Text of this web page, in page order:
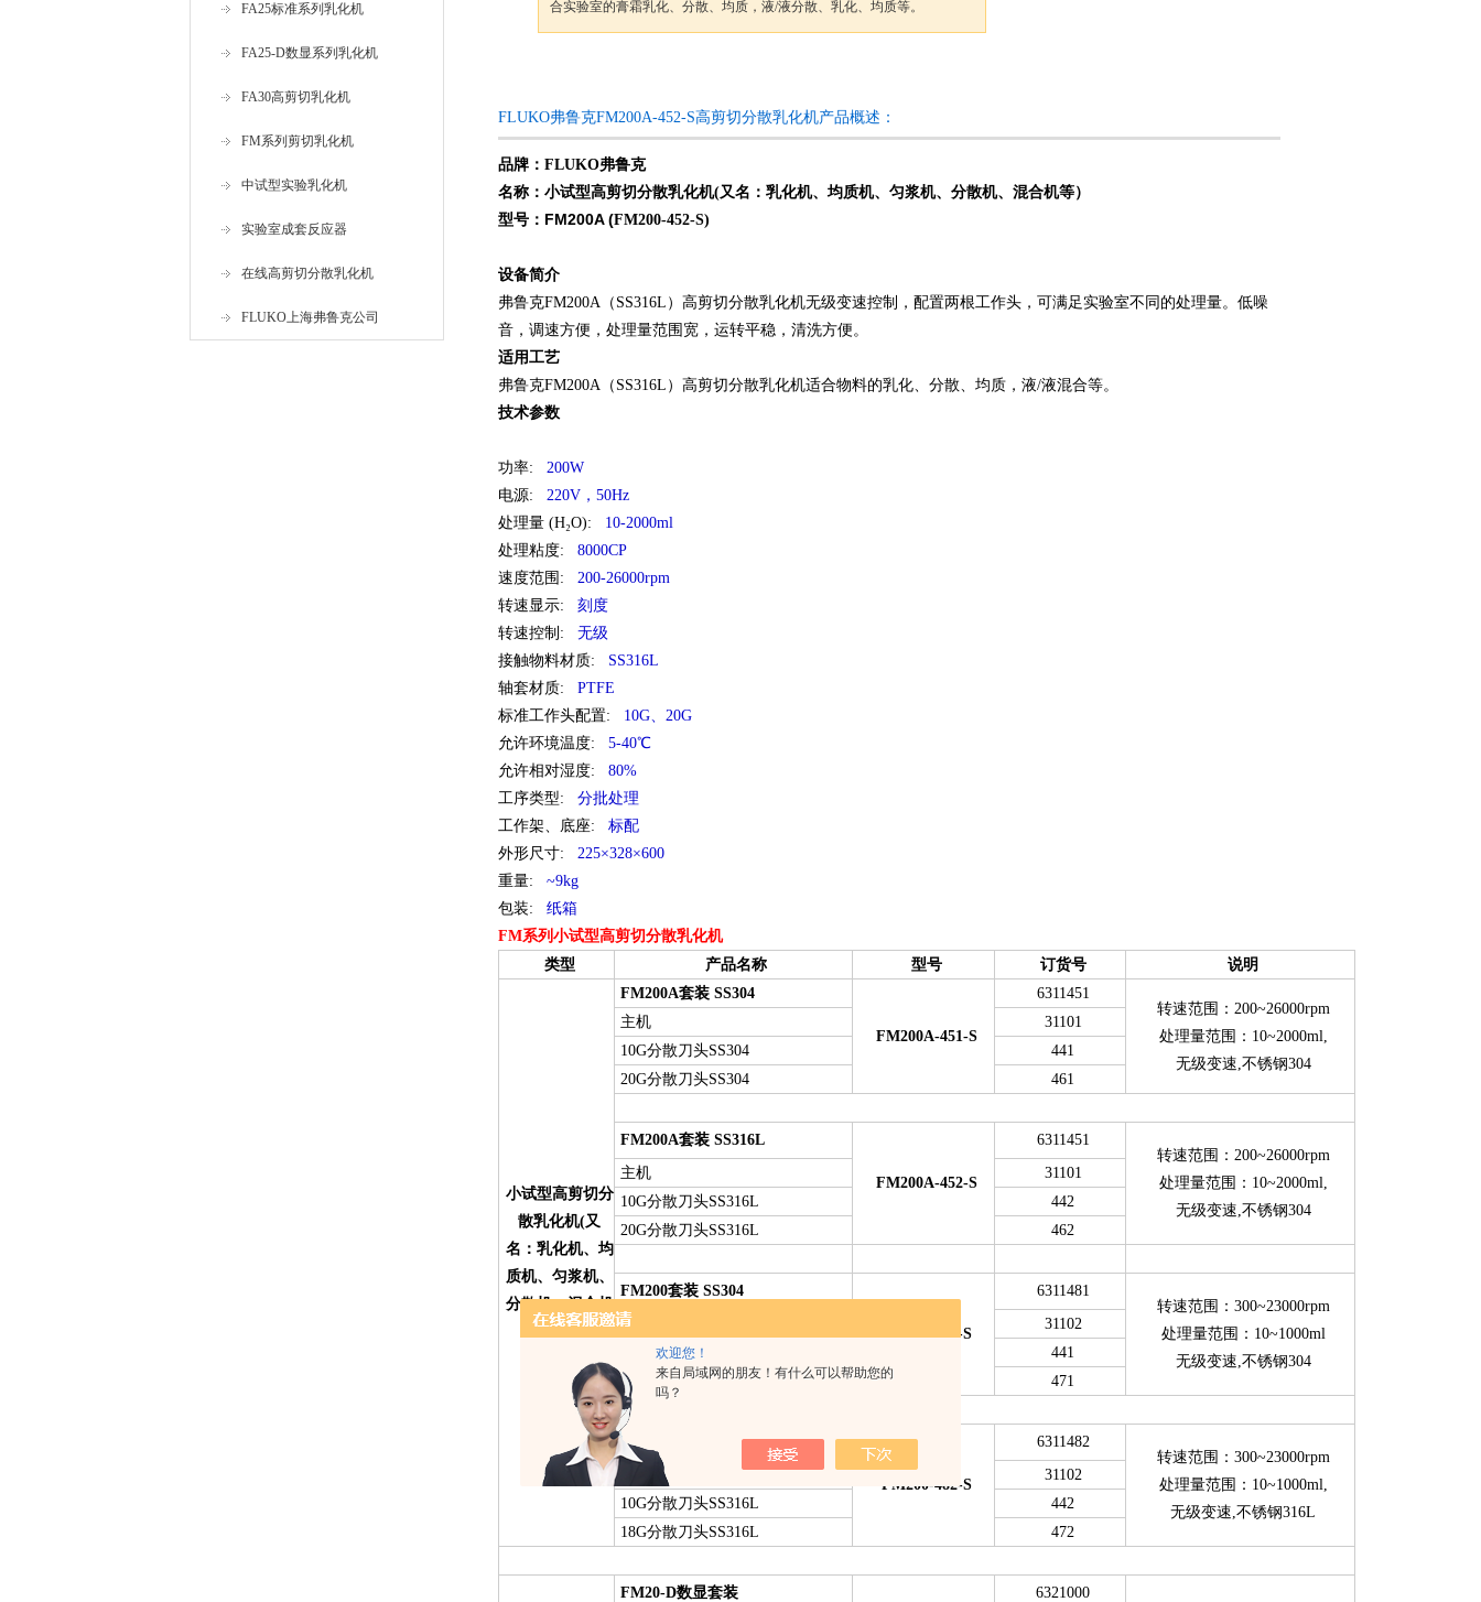
欢迎您！
来自局域网的朋友！有什么可以帮助您的
吗？
FA25标准系列乳化机
FA25-D数显系列乳化机
FA30高剪切乳化机
FM系列剪切乳化机
中试型实验乳化机
实验室成套反应器
在线高剪切分散乳化机
FLUKO上海弗鲁克公司
合实验室的膏霜乳化、分散、均质，液/液分散、乳化、均质等。
FLUKO弗鲁克FM200A-452-S高剪切分散乳化机产品概述：
品牌： FLUKO弗鲁克
名称：小试型高剪切分散乳化机(又名：乳化机、均质机、匀浆机、分散机、混合机等）
型号：FM200A (FM200-452-S)
设备简介
弗鲁克FM200A（SS316L）高剪切分散乳化机无级变速控制，配置两根工作头，可满足实验室不同的处理量。低噪
音，调速方便，处理量范围宽，运转平稳，清洗方便。
适用工艺
弗鲁克FM200A（SS316L）高剪切分散乳化机适合物料的乳化、分散、均质，液/液混合等。
技术参数
功率: 200W
电源: 220V，50Hz
处理量 (H₂O): 10-2000ml
处理粘度: 8000CP
速度范围 : 200-26000rpm
转速显示: 刻度
转速控制 : 无级
接触物料材质: SS316L
轴套材质:
PTFE
标准工作头配置: 10G、20G
允许环境温度: 5-40℃
允许相对湿度:
80%
工序类型: 分批处理
工作架、底座: 标配
外形尺寸:
225×328×600
重量: ~9kg
包装: 纸箱
FM系列小试型高剪切分散乳化机
类型
产品名称 型号 订货号 说明
小试型高剪切分
散乳化机(又
名：乳化机、均
质机、匀浆机、
分散机、混合机
等）
FM200A套装 SS304
FM200A-451-S
6311451
转速范围：200~26000rpm
处理量范围：10~2000ml,
无级变速,不锈钢304
主机
31101
10G分散刀头SS304
441
20G分散刀头SS304
461
FM200A套装 SS316L
FM200A-452-S
6311451
转速范围：200~26000rpm
处理量范围：10~2000ml,
无级变速,不锈钢304
主机
31101
10G分散刀头SS316L
442
20G分散刀头SS316L
462
FM200套装 SS304
FM200-481-S
6311481
转速范围：300~23000rpm
处理量范围：10~1000ml
无级变速,不锈钢304
主机
31102
10G分散刀头SS304
441
18G分散刀头SS304
471
FM200套装 SS316L
FM200-482-S
6311482
转速范围：300~23000rpm
处理量范围：10~1000ml,
无级变速,不锈钢316L
31102
10G分散刀头SS316L
442
18G分散刀头SS316L
472
FM20-D数显套装 6321000